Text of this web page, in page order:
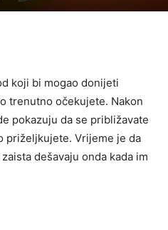
koji bi mogao donijeti
trenutno očekujete. Nakon
pokazuju da se približavate
priželjkujete. Vrijeme je da
dešavaju onda kada im